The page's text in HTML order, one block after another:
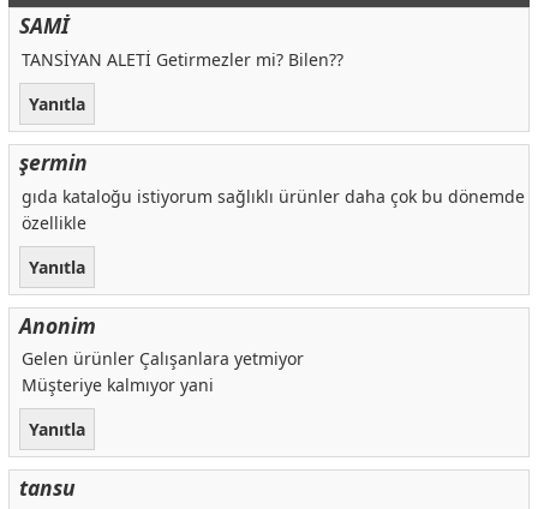
SAMİ
TANSİYAN ALETİ Getirmezler mi? Bilen??
Yanıtla
şermin
gıda kataloğu istiyorum sağlıklı ürünler daha çok bu dönemde
özellikle
Yanıtla
Anonim
Gelen ürünler Çalışanlara yetmiyor
Müşteriye kalmıyor yani
Yanıtla
tansu